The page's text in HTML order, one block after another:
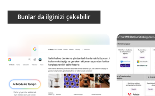
Bunlar da ilginizi çekebilir